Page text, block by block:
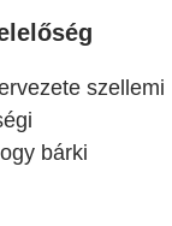
szellemi
bárki